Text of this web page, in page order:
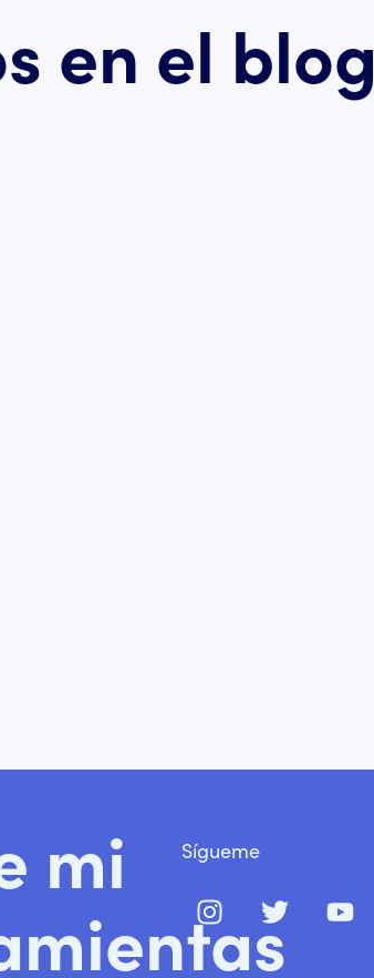
en el blog
mi
Sígueme